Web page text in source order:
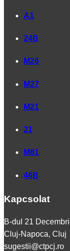
A1
24B
M26
M27
M21
21
M81
46B
Kapcsolat
B-dul 21
Cluj-Napoca, Cluj
sugestii@ctpcj.ro